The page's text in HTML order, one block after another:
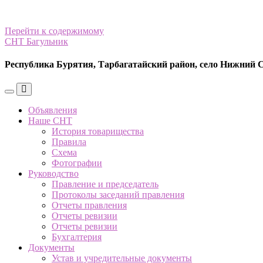
Перейти к содержимому
СНТ Багульник
Республика Бурятия, Тарбагатайский район, село Нижний
Переключить
меню
Переключить
поле
поиска
Объявления
Наше СНТ
История товарищества
Правила
Схема
Фотографии
Руководство
Правление и председатель
Протоколы заседаний правления
Отчеты правления
Отчеты ревизии
Отчеты ревизии
Бухгалтерия
Документы
Устав и учредительные документы